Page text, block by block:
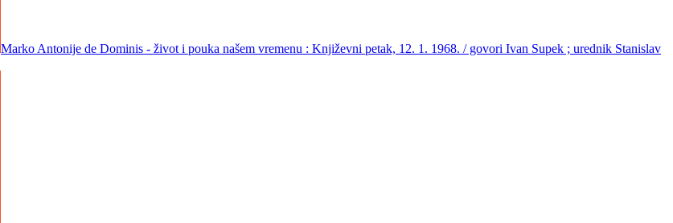
Marko Antonije de Dominis - život i pouka našem vremenu : Književni petak, 12. 1. 1968. / govori Ivan Supek ; urednik Stanislav